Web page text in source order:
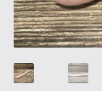
Tietosuojaseloste
Tuotteet
Yritysinfo